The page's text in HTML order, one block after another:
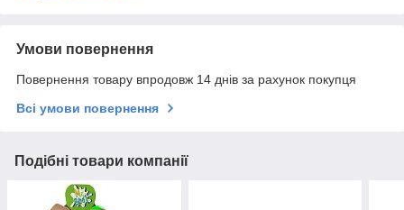
Умови повернення
Повернення товару впродовж 14 днів за рахунок покупця
Всі умови повернення
Подібні товари компанії